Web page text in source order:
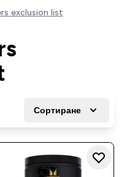
exclusion list
Сортиране